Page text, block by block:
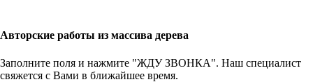
Авторские работы из массива дерева
Заполните поля и нажмите "ЖДУ ЗВОНКА". Наш специалист
свяжется с Вами в ближайшее время.